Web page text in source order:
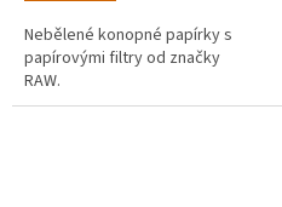
Nebělené konopné papírky s
papírovými filtry od značky
RAW.